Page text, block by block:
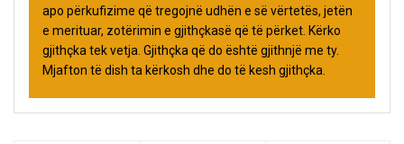
apo përkufizime që tregojnë udhën e së vërtetës, jetën
e merituar, zotërimin e gjithçkasë që të përket. Kërko
gjithçka tek vetja. Gjithçka që do është gjithnjë me ty.
Mjafton të dish ta kërkosh dhe do të kesh gjithçka.